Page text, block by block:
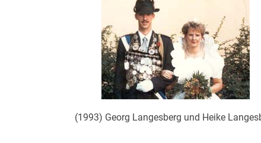
(1993) Georg Langesberg und Heike